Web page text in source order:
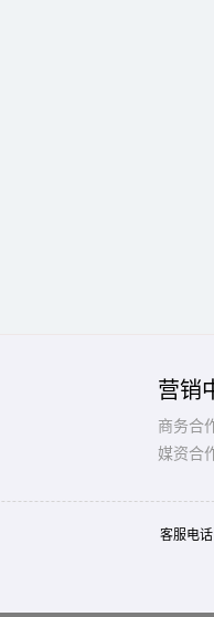
营销
商务合
媒资合
客服电